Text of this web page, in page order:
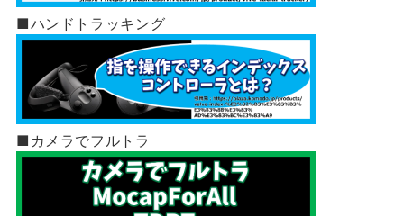
■ハンドトラッキング
■カメラでフルトラ